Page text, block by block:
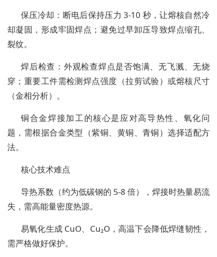
保压冷却：断电后保持压力 3-10 秒，让熔核自然冷
却凝固，形成牢固焊点；避免过早卸压导致焊点缩孔、
裂纹。
焊后检查：外观检查焊点是否饱满、无飞溅、无烧
穿；重要工件需检测焊点强度（拉剪试验）或熔核尺寸
（金相分析）。
铜合金焊接加工的核心是应对高导热性、氧化问
题，需根据合金类型（紫铜、黄铜、青铜）选择适配方
法。
核心技术难点
导热系数（约为低碳钢的 5-8 倍），焊接时热量易流
失，需高能量密度热源。
易氧化生成 CuO、Cu₂O，高温下会降低焊缝韧性，
需严格做好保护。